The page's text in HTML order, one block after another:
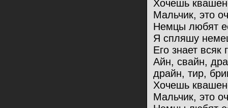
Хочешь
Мальчик, это
Немцы любят
Я спляшу
Его знает всяк
Айн, свайн,
драйн, тир,
Хочешь
Мальчик, это